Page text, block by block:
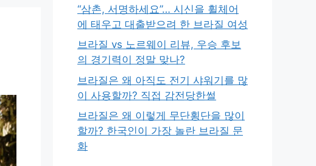
“삼촌, 서명하세요”… 시신을 휠체어
에 태우고 대출받으려 한 브라질 여성
브라질 vs 노르웨이 리뷰, 우승 후보
의 경기력이 정말 맞나?
브라질은 왜 아직도 전기 샤워기를 많
이 사용할까? 직접 감전당한썰
브라질은 왜 이렇게 무단횡단을 많이
할까? 한국인이 가장 놀란 브라질 문
화